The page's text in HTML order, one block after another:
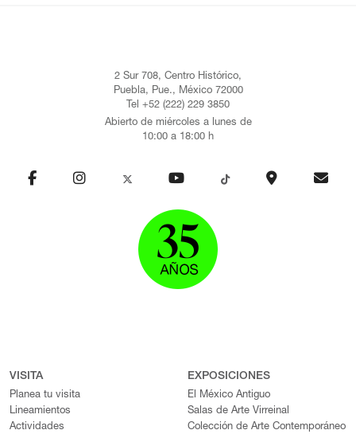
2 Sur 708, Centro Histórico,
Puebla, Pue., México 72000
Tel +52 (222) 229 3850
Abierto de miércoles a lunes de
10:00 a 18:00 h
VISITA
Planea tu visita
Lineamientos
Actividades
EXPOSICIONES
El México Antiguo
Salas de Arte Virreinal
Colección de Arte Contemporáneo